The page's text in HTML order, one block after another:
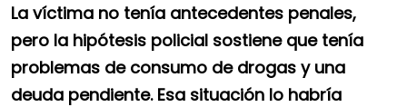
La víctima no tenía antecedentes penales,
pero la hipótesis policial sostiene que tenía
problemas de consumo de drogas y una
deuda pendiente. Esa situación lo habría